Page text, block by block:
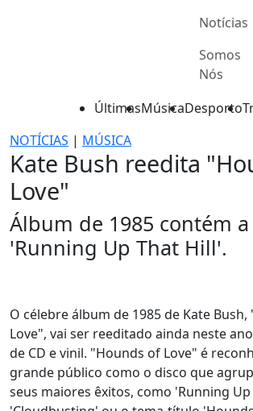
Notícias
Somos
Nós
ÚltimasMúsicaDesporto
NOTÍCIAS | MÚSICA
Kate Bush reedita
Love"
Álbum de 1985 contém
'Running Up That Hill'.
O célebre álbum de 1985 de Kate
Love", vai ser reeditado ainda neste
de CD e vinil. "Hounds of Love" é
grande público como o disco que
seus maiores êxitos, como 'Running